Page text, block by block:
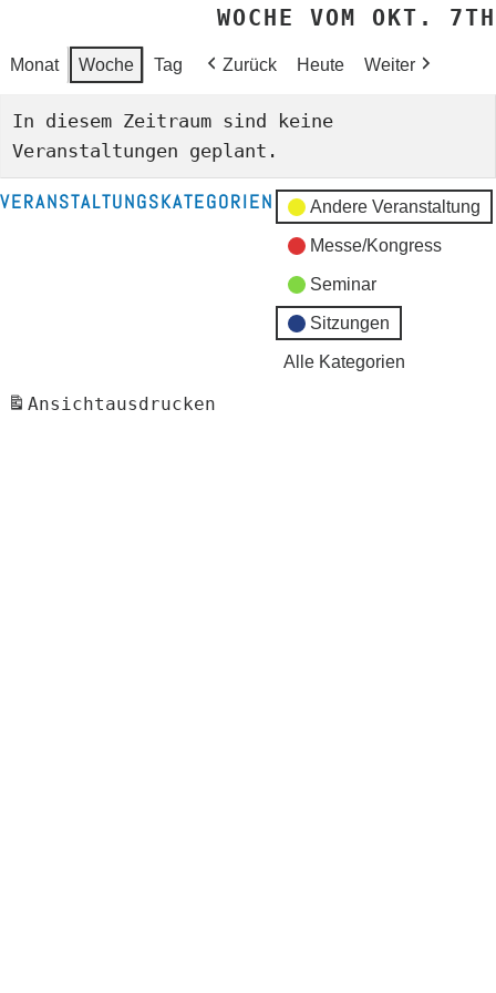
WOCHE VOM OKT. 7TH
Monat Woche Tag Zurück Heute Weiter
In diesem Zeitraum sind keine
Veranstaltungen geplant.
VERANSTALTUNGSKATEGORIEN Andere Veranstaltung
Messe/Kongress
Seminar
Sitzungen
Alle Kategorien
Ansichtausdrucken